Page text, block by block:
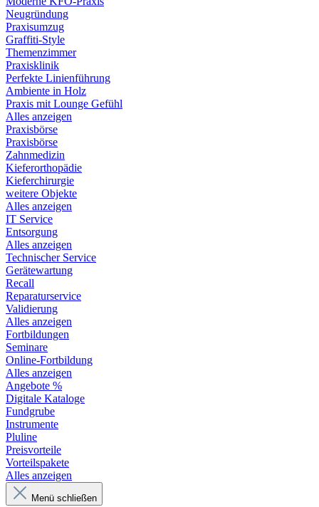
Neugründung
Praxisumzug
Graffiti-Style
Themenzimmer
Praxisklinik
Perfekte Linienführung
Ambiente in Holz
Praxis mit Lounge Gefühl
Alles anzeigen
Praxisbörse
Praxisbörse
Zahnmedizin
Kieferorthopädie
Kieferchirurgie
weitere Objekte
Alles anzeigen
IT Service
Entsorgung
Alles anzeigen
Technischer Service
Gerätewartung
Recall
Reparaturservice
Validierung
Alles anzeigen
Fortbildungen
Seminare
Online-Fortbildung
Alles anzeigen
Angebote %
Digitale Kataloge
Fundgrube
Instrumente
Pluline
Preisvorteile
Vorteilspakete
Alles anzeigen
Menü schließen